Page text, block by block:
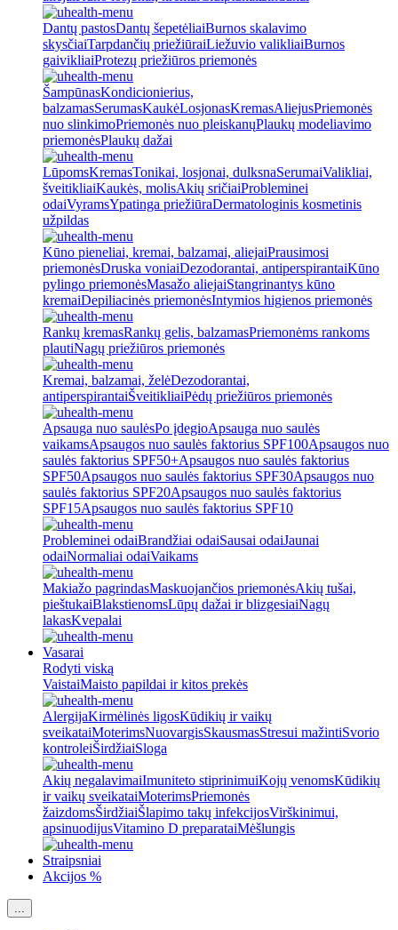
Dantų pastosDantų šepetėliaiBurnos skalavimo
skysčiaiTarpdančių priežiūraiLiežuvio valikliaiBurnos
gaivikliaiProtezų priežiūros priemonės
ŠampūnasKondicionierius,
balzamasSerumasKaukėLosjonasKremasAliejusPriemonės
nuo slinkimoPriemonės nuo pleiskanųPlaukų modeliavimo
priemonėsPlaukų dažai
LūpomsKremasTonikai, losjonai, dulksnaSerumaiValikliai,
šveitikliaiKaukės, molisAkių sričiaiProbleminei
odaiVyramsYpatinga priežiūraDermatologinis kosmetinis
užpildas
Kūno pieneliai, kremai, balzamai, aliejaiPrausimosi
priemonėsDruska voniaiDezodorantai, antiperspirantaiKūno
pylingo priemonėsMasažo aliejaiStangrinantys kūno
kremaiDepiliacinės priemonėsIntymios higienos priemonės
Rankų kremasRankų gelis, balzamasPriemonėms rankoms
plautiNagų priežiūros priemonės
Kremai, balzamai, želėDezodorantai,
antiperspirantaiŠveitikliaiPėdų priežiūros priemonės
Apsauga nuo saulėsPo įdegioApsauga nuo saulės
vaikamsApsaugos nuo saulės faktorius SPF100Apsaugos nuo
saulės faktorius SPF50+Apsaugos nuo saulės faktorius
SPF50Apsaugos nuo saulės faktorius SPF30Apsaugos nuo
saulės faktorius SPF20Apsaugos nuo saulės faktorius
SPF15Apsaugos nuo saulės faktorius SPF10
Probleminei odaiBrandžiai odaiSausai odaiJaunai
odaiNormaliai odaiVaikams
Makiažo pagrindasMaskuojančios priemonėsAkių tušai,
pieštukaiBlakstienomsLūpų dažai ir blizgesiaiNagų
lakasKvepalai
Vasarai
Rodyti viską
VaistaiMaisto papildai ir kitos prekės
AlergijaKirmėlinės ligosKūdikių ir vaikų
sveikataiMoterimsNuovargisSkausmasStresui mažintiSvorio
kontroleiŠirdžiaiSloga
Akių negalavimaiImuniteto stiprinimuiKojų venomsKūdikių
ir vaikų sveikataiMoterimsPriemonės
žaizdomsŠirdžiaiŠlapimo takų infekcijosVirškinimui,
apsinuodijusVitamino D preparataiMėšlungis
Straipsniai
Akcijos %
...